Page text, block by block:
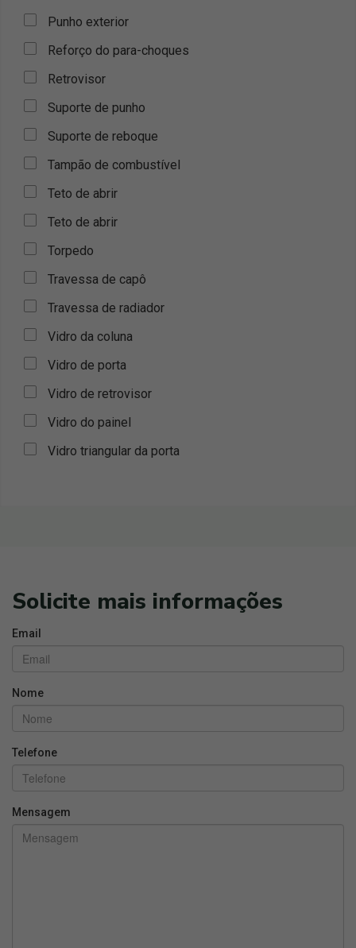
Punho exterior
Reforço do para-choques
Retrovisor
Suporte de punho
Suporte de reboque
Tampão de combustível
Teto de abrir
Teto de abrir
Torpedo
Travessa de capô
Travessa de radiador
Vidro da coluna
Vidro de porta
Vidro de retrovisor
Vidro do painel
Vidro triangular da porta
Solicite mais informações
Email
Nome
Telefone
Mensagem